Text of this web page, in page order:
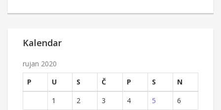
Kalendar
rujan 2020
P
U S Č P S
N
1
2 3 4 5
6